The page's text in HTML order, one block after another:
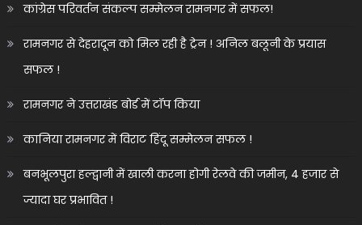
कांग्रेस परिवर्तन संकल्प सम्मेलन रामनगर में सफल!
रामनगर से देहरादून को मिल रही है ट्रेन ! अनिल बलूनी के प्रयास
सफल !
रामनगर ने उत्तराखंड बोर्ड में टॉप किया
कानिया रामनगर में विराट हिंदू सम्मेलन सफल !
बनभूलपुरा हल्द्वानी में खाली करना होगी रेलवे की जमीन, 4 हजार से
ज्यादा घर प्रभावित !